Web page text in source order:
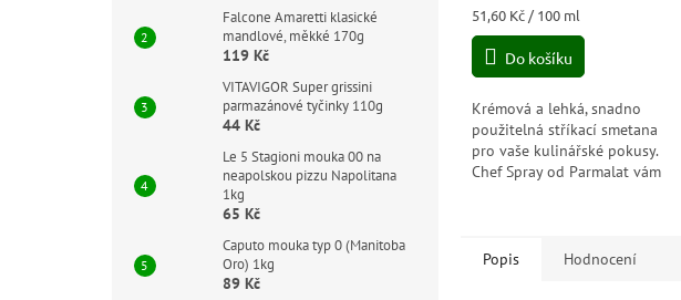
Falcone Amaretti klasické
mandlové, měkké 170g
119 Kč
VITAVIGOR Super grissini
parmazánové tyčinky 110g
44 Kč
Le 5 Stagioni mouka 00 na
neapolskou pizzu Napolitana
1kg
65 Kč
Caputo mouka typ 0 (Manitoba
Oro) 1kg
89 Kč
5,0
5
Měrná
cena:
51,60 Kč / 100 ml
Do košíku
Krémová a lehká, snadno
použitelná stříkací smetana
pro vaše kulinářské pokusy.
Chef Spray od Parmalat vám
Popis Hodnocení